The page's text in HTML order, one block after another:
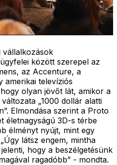
vállalkozások
között szerepel az
az Accenture, a
amerikai televíziós
olyan jövőt lát, amikor a
„1000 dollár alatti
Elmondása szerint a Proto
életnagyságú 3D-s térbe
élményt nyújt, mint egy
látsz engem, mintha
hogy a beszélgetésünk
ragadóbb” - mondta.